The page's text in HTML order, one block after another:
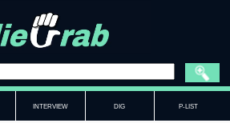
INTERVIEW DIG P-LIST